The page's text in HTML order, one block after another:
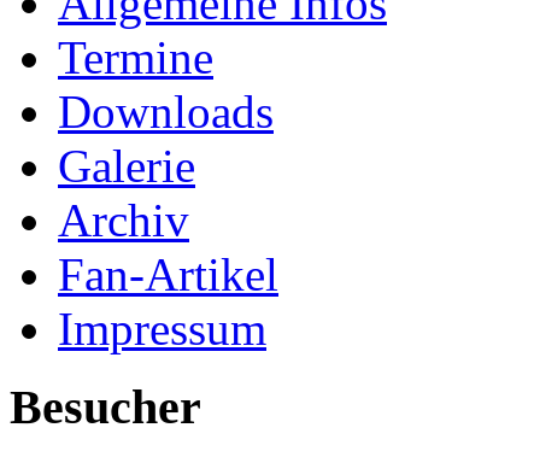
Termine
Downloads
Galerie
Archiv
Fan-Artikel
Impressum
Besucher